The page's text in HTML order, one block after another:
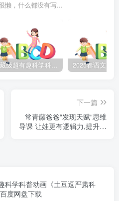
懒，什么都没有写...
宝藏级超有趣科学科普动画《土豆逗严肃科普》第二季 百度网盘下载
下一篇
常青藤爸爸“发现天赋“思维
导课 让娃更有逻辑力,提升学
科学科普动画《土豆逗严肃科
度网盘下载